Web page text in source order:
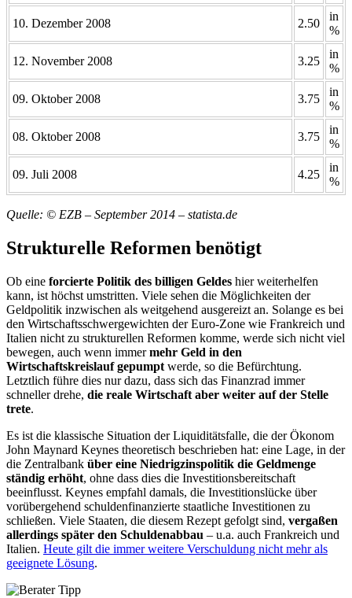
10. Dezember 2008 2.50
in
%
12. November 2008 3.25
in
%
09. Oktober 2008 3.75
in
%
08. Oktober 2008 3.75
in
%
09. Juli 2008 4.25
in
%
Quelle: © EZB – September 2014 – statista.de
Strukturelle Reformen benötigt
Ob eine forcierte Politik des billigen Geldes hier weiterhelfen
kann, ist höchst umstritten. Viele sehen die Möglichkeiten der
Geldpolitik inzwischen als weitgehend ausgereizt an. Solange es bei
den Wirtschaftsschwergewichten der Euro-Zone wie Frankreich und
Italien nicht zu strukturellen Reformen komme, werde sich nicht viel
bewegen, auch wenn immermehr Geld in den
Wirtschaftskreislauf gepumpt werde, so die Befürchtung.
Letztlich führe dies nur dazu, dass sich das Finanzrad immer
schneller drehe, die reale Wirtschaft aber weiter auf der Stelle
trete.
Es ist die klassische Situation der Liquiditätsfalle, die der Ökonom
John Maynard Keynes theoretisch beschrieben hat: eine Lage, in der
die Zentralbank über eine Niedrigzinspolitik die Geldmenge
ständig erhöht, ohne dass dies die Investitionsbereitschaft
beeinflusst. Keynes empfahl damals, die Investitionslücke über
vorübergehend schuldenfinanzierte staatliche Investitionen zu
schließen. Viele Staaten, die diesem Rezept gefolgt sind, vergaßen
allerdings später den Schuldenabbau – u.a. auch Frankreich und
Italien. Heute gilt die immer weitere Verschuldung nicht mehr als
geeignete Lösung.